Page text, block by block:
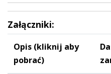
Załączniki:
Opis (kliknij aby
pobrać)